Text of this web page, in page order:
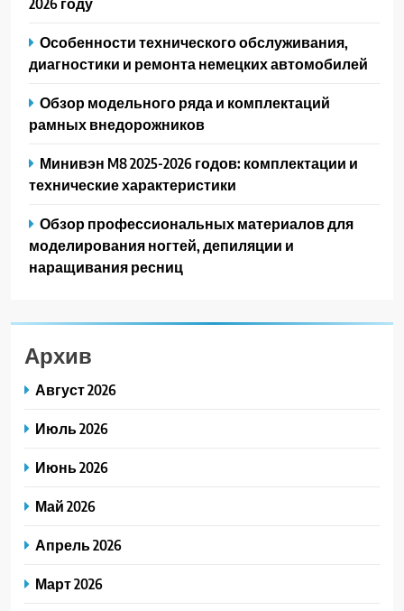
Особенности технического обслуживания,
диагностики и ремонта немецких автомобилей
Обзор модельного ряда и комплектаций
рамных внедорожников
Минивэн M8 2025-2026 годов: комплектации и
технические характеристики
Обзор профессиональных материалов для
моделирования ногтей, депиляции и
наращивания ресниц
Архив
Август 2026
Июль 2026
Июнь 2026
Май 2026
Апрель 2026
Март 2026